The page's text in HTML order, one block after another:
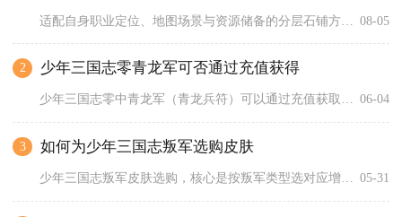
08-05
2 少年三国志零青龙军可否通过充值获得
少年三国志零中青龙军（青龙兵符）可以通过充值获取，且是高阶获... 06-04
3 如何为少年三国志叛军选购皮肤
05-31